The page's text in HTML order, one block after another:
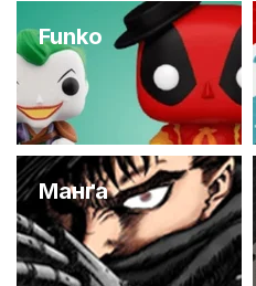
Funko
Манґа